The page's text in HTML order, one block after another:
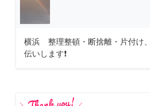
横浜 整理整頓・断捨離・片付け
伝いします❗